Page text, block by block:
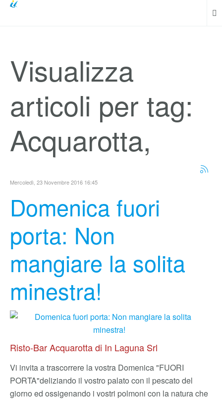
Visualizza
articoli per tag:
Acquarotta,
Mercoledì, 23 Novembre 2016 16:45
Domenica fuori
porta: Non
mangiare la solita
minestra!
Risto-Bar Acquarotta di In Laguna Srl
Vi invita a trascorrere la vostra Domenica "FUORI
PORTA"deliziando il vostro palato con il pescato del
giorno ed ossigenando i vostri polmoni con la natura che